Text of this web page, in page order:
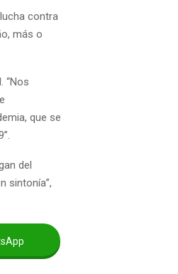
contra
más o
“Nos
que se
del
sintonía”,